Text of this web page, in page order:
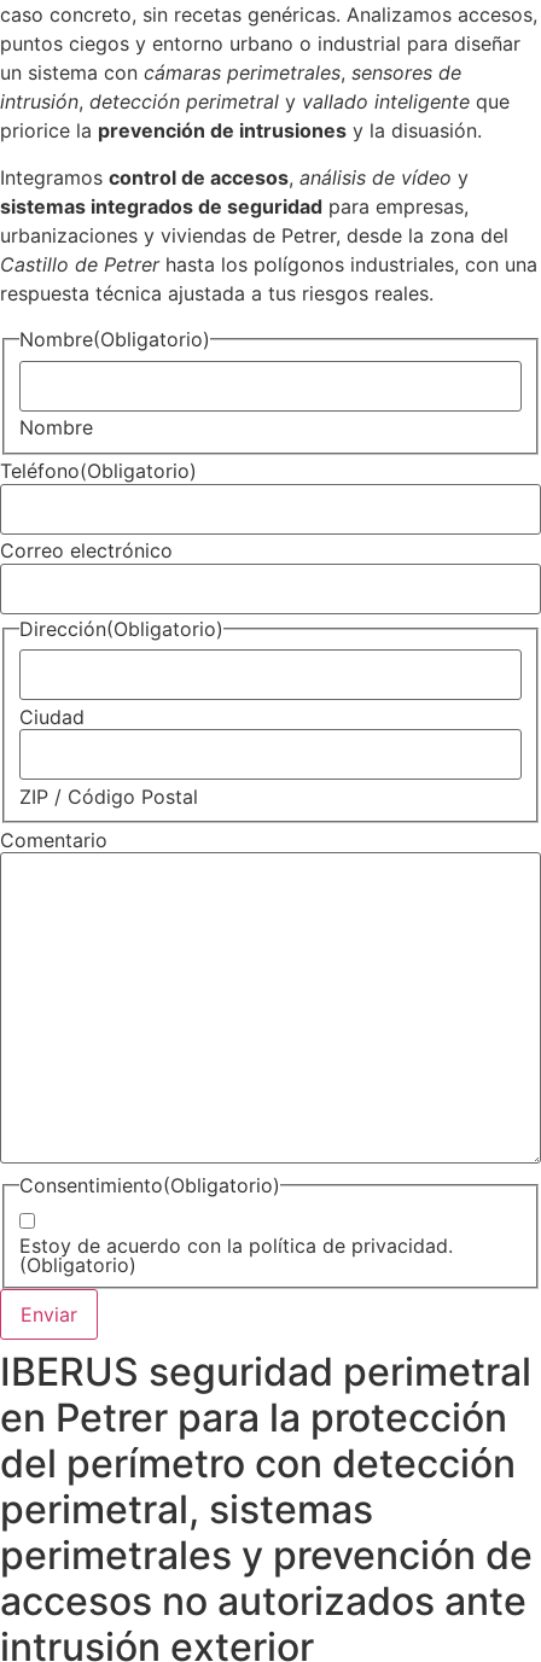
caso concreto, sin recetas genéricas. Analizamos accesos,
puntos ciegos y entorno urbano o industrial para diseñar
un sistema con cámaras perimetrales, sensores de
intrusión, detección perimetral y vallado inteligente que
priorice la prevención de intrusiones y la disuasión.
Integramos control de accesos, análisis de vídeo y
sistemas integrados de seguridad para empresas,
urbanizaciones y viviendas de Petrer, desde la zona del
Castillo de Petrerhasta los polígonos industriales, con una
respuesta técnica ajustada a tus riesgos reales.
Nombre(Obligatorio)
Nombre
Teléfono(Obligatorio)
Correo electrónico
Dirección(Obligatorio)
Ciudad
ZIP / Código Postal
Comentario
Consentimiento(Obligatorio)
Estoy de acuerdo con la política de privacidad.
(Obligatorio)
IBERUS seguridad perimetral
en Petrer para la protección
del perímetro con detección
perimetral, sistemas
perimetrales y prevención de
accesos no autorizados ante
intrusión exterior